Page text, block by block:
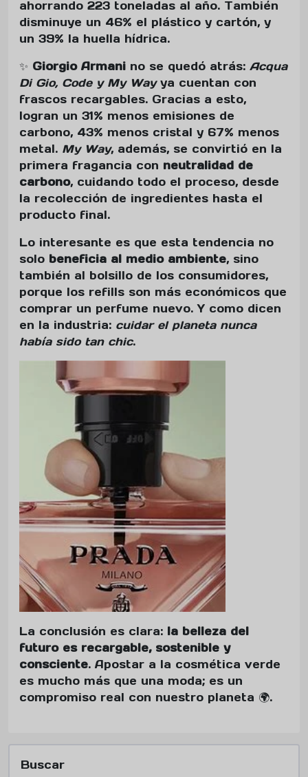
ahorrando 223 toneladas al año. También
disminuye un 46% el plástico y cartón, y
un 39% la huella hídrica.
✨ Giorgio Armani no se quedó atrás: Acqua
Di Gio, Code y My Wayya cuentan con
frascos recargables. Gracias a esto,
logran un 31% menos emisiones de
carbono, 43% menos cristal y 67% menos
metal. My Way, además, se convirtió en la
primera fragancia con neutralidad de
carbono, cuidando todo el proceso, desde
la recolección de ingredientes hasta el
producto final.
Lo interesante es que esta tendencia no
solo beneficia al medio ambiente, sino
también al bolsillo de los consumidores,
porque los refills son más económicos que
comprar un perfume nuevo. Y como dicen
en la industria: cuidar el planeta nunca
había sido tan chic.
La conclusión es clara: la belleza del
futuro es recargable, sostenible y
consciente. Apostar a la cosmética verde
es mucho más que una moda; es un
compromiso real con nuestro planeta 🌍.
Buscar